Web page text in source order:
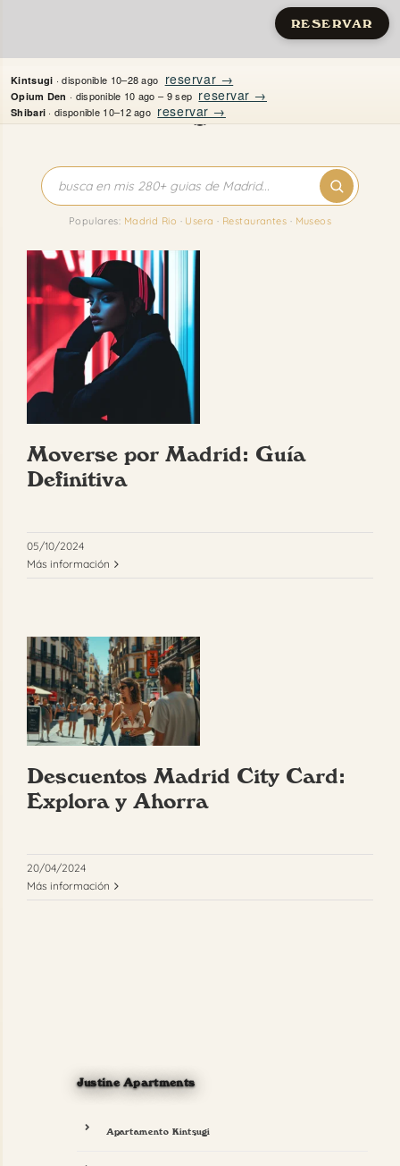
RESERVAR
Kintsugi · disponible 10–28 ago reservar →
Opium Den · disponible 10 ago – 9 sep reservar →
Shibari · disponible 10–12 ago reservar →
al
contenido
Apartamentos
Quién es Justine
Guías
Mi Madrid
Contacto
Populares: Madrid Rio · Usera · Restaurantes · Museos
Moverse por Madrid: Guía
Definitiva
05/10/2024
Más información
Descuentos Madrid City Card:
Explora y Ahorra
20/04/2024
Más información
Justine Apartments
Apartamento Kintsugi